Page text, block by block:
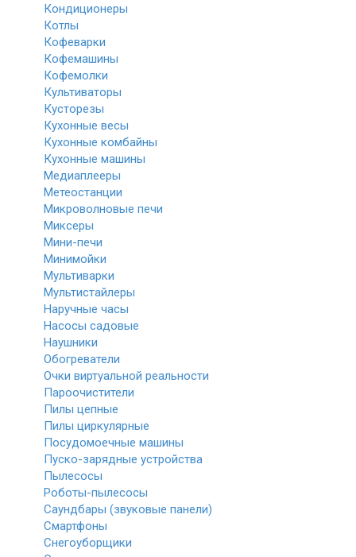
Кондиционеры
Котлы
Кофеварки
Кофемашины
Кофемолки
Культиваторы
Кусторезы
Кухонные весы
Кухонные комбайны
Кухонные машины
Медиаплееры
Метеостанции
Микроволновые печи
Миксеры
Мини-печи
Минимойки
Мультиварки
Мультистайлеры
Наручные часы
Насосы садовые
Наушники
Обогреватели
Очки виртуальной реальности
Пароочистители
Пилы цепные
Пилы циркулярные
Посудомоечные машины
Пуско-зарядные устройства
Пылесосы
Роботы-пылесосы
Саундбары (звуковые панели)
Смартфоны
Снегоуборщики